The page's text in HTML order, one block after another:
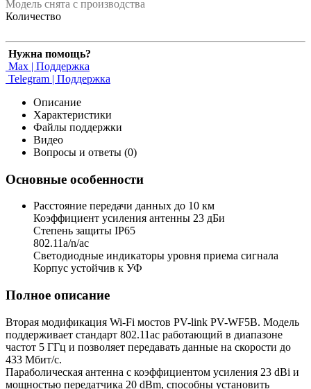
Модель снята с производства
Количество
Нужна помощь?
Max | Поддержка
Telegram | Поддержка
Описание
Характеристики
Файлы поддержки
Видео
Вопросы и ответы (0)
Основные особенности
Расстояние передачи данных до 10 км
Коэффициент усиления антенны 23 дБи
Степень защиты IP65
802.11a/n/ac
Светодиодные индикаторы уровня приема сигнала
Корпус устойчив к УФ
Полное описание
Вторая модификация Wi-Fi мостов PV-link PV-WF5B. Модель
поддерживает стандарт 802.11ac работающий в диапазоне
частот 5 ГГц и позволяет передавать данные на скорости до
433 Мбит/с.
Параболическая антенна с коэффициентом усиления 23 dBi и
мощностью передатчика 20 dBm, способны установить